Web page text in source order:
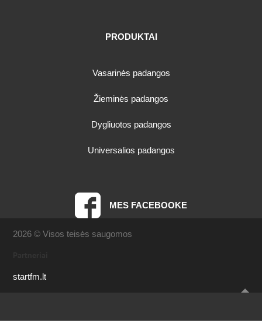
PRODUKTAI
Vasarinės padangos
Žieminės padangos
Dygliuotos padangos
Universalios padangos
MES FACEBOOKE
2026 © Visos teisės saugomos
startfm.lt